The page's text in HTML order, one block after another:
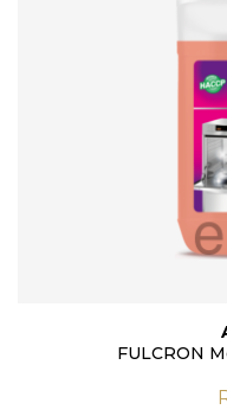
FULCRON